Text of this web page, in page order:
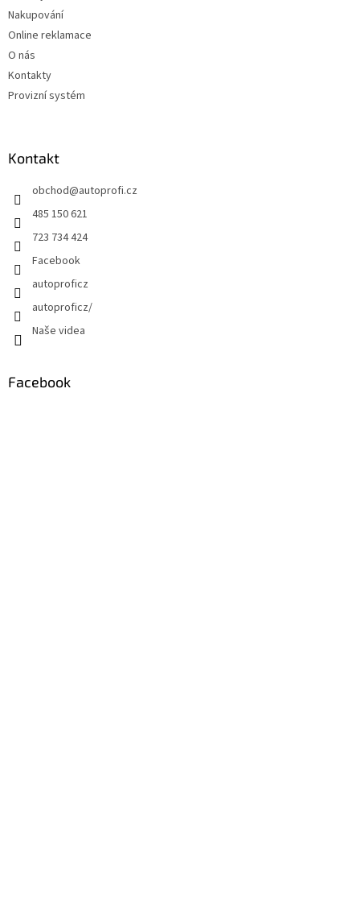
Nakupování
Online reklamace
O nás
Kontakty
Provizní systém
Kontakt
obchod@autoprofi.cz
485 150 621
723 734 424
Facebook
autoproficz
autoproficz/
Naše videa
Facebook